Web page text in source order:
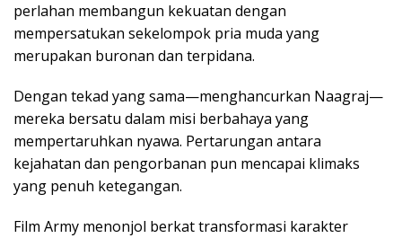
perlahan membangun kekuatan dengan
mempersatukan sekelompok pria muda yang
merupakan buronan dan terpidana.
Dengan tekad yang sama—menghancurkan Naagraj—
mereka bersatu dalam misi berbahaya yang
mempertaruhkan nyawa. Pertarungan antara
kejahatan dan pengorbanan pun mencapai klimaks
yang penuh ketegangan.
Film Army menonjol berkat transformasi karakter